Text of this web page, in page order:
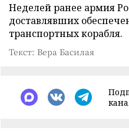
Неделей ранее армия
доставлявших
транспортных корабля.
Текст: Вера Басилая